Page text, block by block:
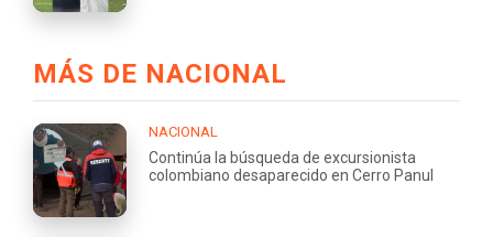
MÁS DE NACIONAL
NACIONAL
Continúa la búsqueda de excursionista
colombiano desaparecido en Cerro Panul